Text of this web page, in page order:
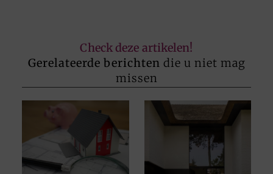
Check deze artikelen!
Gerelateerde berichten die u niet mag
missen